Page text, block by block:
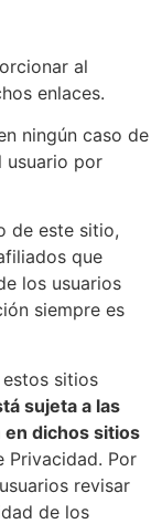
al
enlaces.
ningún caso de
usuario por
de este sitio,
que
los usuarios
siempre es
sitios
sujeta a las
en dichos sitios
Privacidad. Por
revisar
de los